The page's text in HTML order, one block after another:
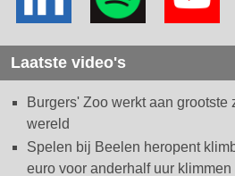
Laatste video's
Burgers' Zoo werkt aan grootste
wereld
Spelen bij Beelen heropent
euro voor anderhalf uur klimmen